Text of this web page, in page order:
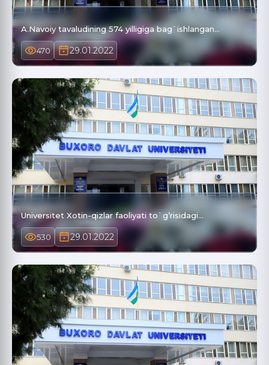
A.Navoiy tavaludining 574 yilligiga bag`ishlangan…
470 29.01.2022
Universitet Xotin-qizlar faoliyati to`g’risidagi…
530 29.01.2022